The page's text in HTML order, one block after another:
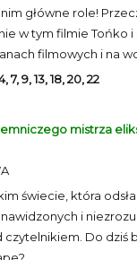
główne role!
w tym filmie
filmowych i na
9, 13, 18, 20, 22
mistrza
świecie, która
i
Do dziś